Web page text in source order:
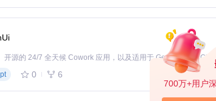
700万+用户
免费、本地、开源的 24/7 全天候
0 6